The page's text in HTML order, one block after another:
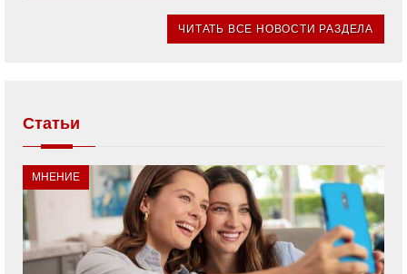
ЧИТАТЬ ВСЕ НОВОСТИ РАЗДЕЛА
Статьи
МНЕНИЕ